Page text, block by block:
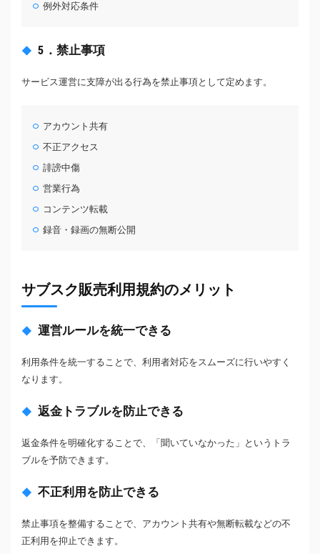
例外対応条件
5．禁止事項
サービス運営に支障が出る行為を禁止事項として定めます。
アカウント共有
不正アクセス
誹謗中傷
営業行為
コンテンツ転載
録音・録画の無断公開
サブスク販売利用規約のメリット
運営ルールを統一できる
利用条件を統一することで、利用者対応をスムーズに行いやすく
なります。
返金トラブルを防止できる
返金条件を明確化することで、「聞いていなかった」というトラ
ブルを予防できます。
不正利用を防止できる
禁止事項を整備することで、アカウント共有や無断転載などの不
正利用を抑止できます。